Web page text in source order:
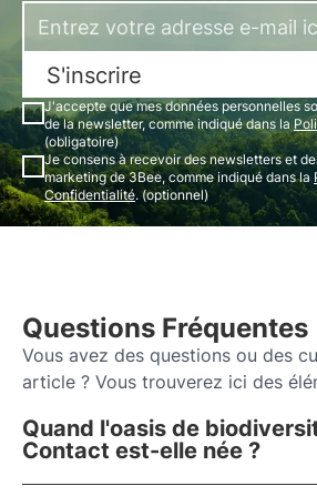
S'inscrire
J'accepte que mes données personnelles
de la newsletter, comme indiqué dans la
(obligatoire)
Je consens à recevoir des newsletters et
marketing de 3Bee, comme indiqué dans la
Confidentialité. (optionnel)
Questions Fréquentes
Vous avez des questions ou des
article ? Vous trouverez ici des
Quand l'oasis de
Contact est-elle née ?